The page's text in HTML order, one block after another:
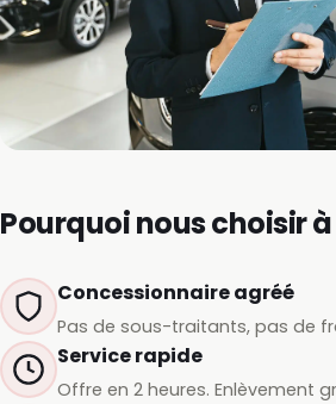
Pourquoi nous choisir
Concessionnaire agréé
Pas de sous-traitants, pas de
Service rapide
Offre en 2 heures. Enlèvement